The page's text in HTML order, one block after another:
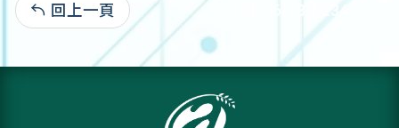
回上一頁 101-06-18:9,234